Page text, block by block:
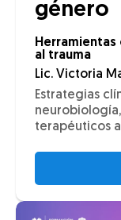
género
Herramientas
al trauma
Lic. Victoria
Estrategias
terapéuticos